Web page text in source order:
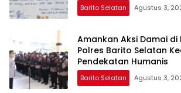
Barito Selatan Agustus 3,
Amankan Aksi Damai di
Polres Barito Selatan
Pendekatan Humanis
Barito Selatan Agustus 3,